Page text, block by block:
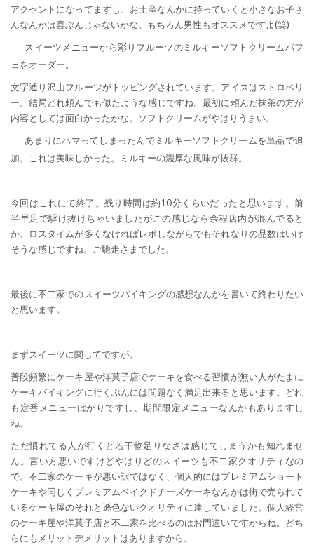
アクセントになってますし、お土産なんかに持っていくと小さなお子さ
んなんかは喜ぶんじゃないかな。もちろん男性もオススメですよ(笑)
スイーツメニューから彩りフルーツのミルキーソフトクリームパフ
ェをオーダー。
文字通り沢山フルーツがトッピングされています。アイスはストロベリ
ー。結局どれ頼んでも似たような感じですね。最初に頼んだ抹茶の方が
内容としては面白かったかな。ソフトクリームがやはりうまい。
あまりにハマってしまったんでミルキーソフトクリームを単品で追
加。これは美味しかった。ミルキーの濃厚な風味が抜群。
今回はこれにて終了。残り時間は約10分くらいだったと思います。前
半早足で駆け抜けちゃいましたがこの感じなら余程店内が混んでると
か、ロスタイムが多くなければレポしながらでもそれなりの品数はいけ
そうな感じですね。ご馳走さまでした。
最後に不二家でのスイーツバイキングの感想なんかを書いて終わりたい
と思います。
まずスイーツに関してですが。
普段頻繁にケーキ屋や洋菓子店でケーキを食べる習慣が無い人がたまに
ケーキバイキングに行くぶんには問題なく満足出来ると思います。どれ
も定番メニューばかりですし、期間限定メニューなんかもありますし
ね。
ただ慣れてる人が行くと若干物足りなさは感じてしまうかも知れませ
ん。言い方悪いですけどやはりどのスイーツも不二家クオリティなの
で。不二家のケーキが悪い訳ではなく、個人的にはプレミアムショート
ケーキや同じくプレミアムベイクドチーズケーキなんかは街で売られて
いるケーキ屋のそれと遜色ないクオリティに達していました。個人経営
のケーキ屋や洋菓子店と不二家を比べるのはお門違いですからね。どち
らにもメリットデメリットはありますから。